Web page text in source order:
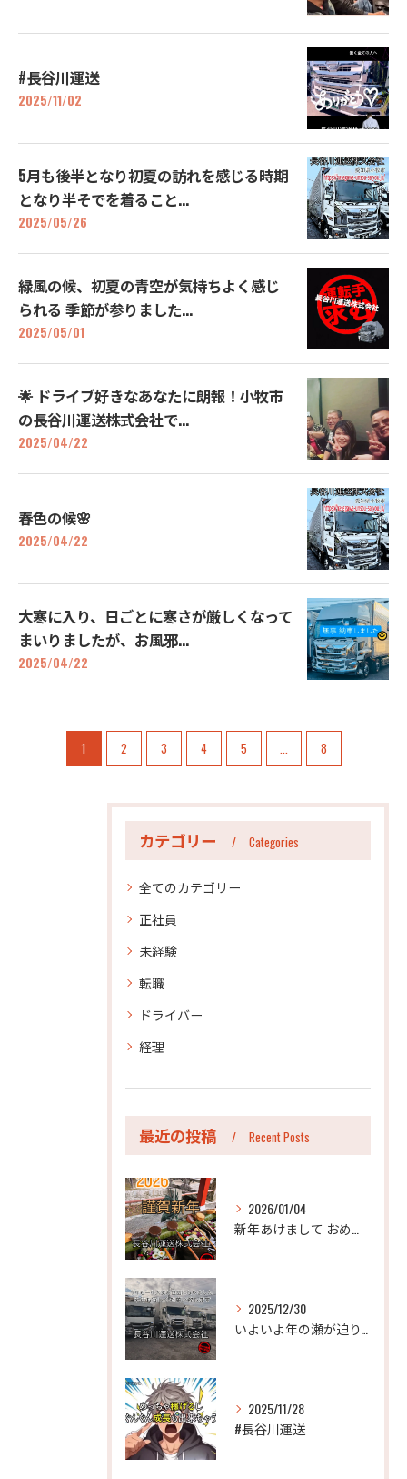
#長谷川運送
2025/11/02
5月も後半となり初夏の訪れを感じる時期
となり半そでを着ること...
2025/05/26
緑風の候、初夏の青空が気持ちよく感じ
られる 季節が参りました...
2025/05/01
🌟 ドライブ好きなあなたに朗報！小牧市
の長谷川運送株式会社で...
2025/04/22
春色の候🌸
2025/04/22
大寒に入り、日ごとに寒さが厳しくなって
まいりましたが、お風邪...
2025/04/22
1 2 3 4 5 ... 8
カテゴリー Categories
全てのカテゴリー
正社員
未経験
転職
ドライバー
経理
最近の投稿 Recent Posts
2026/01/04
2025/12/30
2025/11/28
#長谷川運送